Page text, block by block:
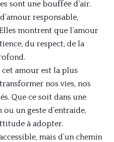
sont une bouffée d’air.
responsable,
montrent que l’amour
du respect, de la
amour est la plus
nos vies, nos
Que ce soit dans une
un geste d’entraide,
à adopter.
mais d’un chemin